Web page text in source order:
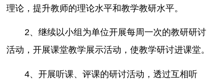
理论，提升教师的理论水平和教学教研水平。
2、继续以小组为单位开展每周一次的教研研讨
活动，开展课堂教学展示活动，使教学研讨进课堂。
4、开展听课、评课的研讨活动，透过互相听